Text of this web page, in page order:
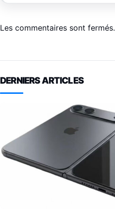
Les commentaires sont fermés.
DERNIERS ARTICLES